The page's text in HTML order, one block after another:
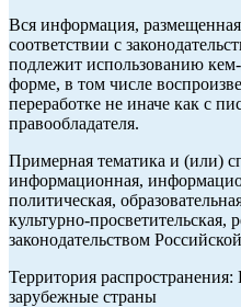
Вся информация,
соответствии с
подлежит использованию
форме, в том числе
переработке не иначе как с
правообладателя.
Примерная тематика и (или)
информационная,
политическая,
культурно-просветительская,
законодательством
Территория
зарубежные страны